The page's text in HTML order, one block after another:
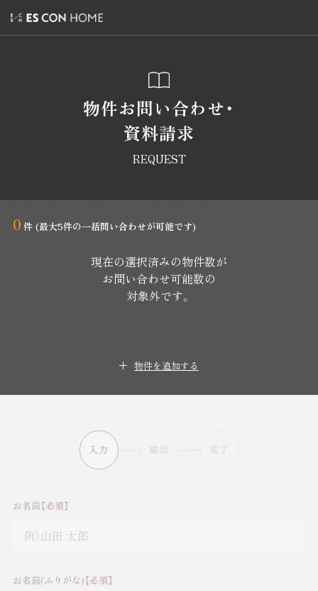
物件お問い合わせ・
資料請求
REQUEST
0 件 (最大5件の一括問い合わせが可能です)
現在の選択済みの物件数が
お問い合わせ可能数の
対象外です。
物件を追加する
入力 確認 完了
お名前【必須】
お名前(ふりがな)【必須】